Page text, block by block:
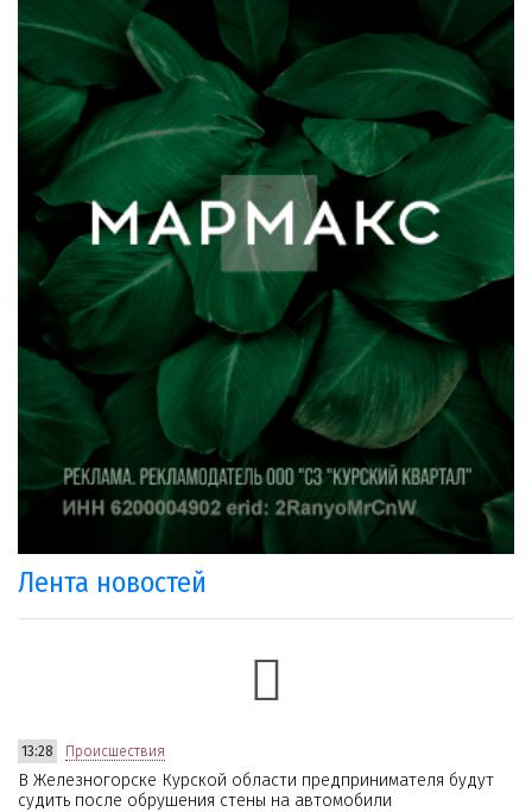
Лента новостей
13:28 Происшествия
В Железногорске Курской области предпринимателя будут
судить после обрушения стены на автомобили